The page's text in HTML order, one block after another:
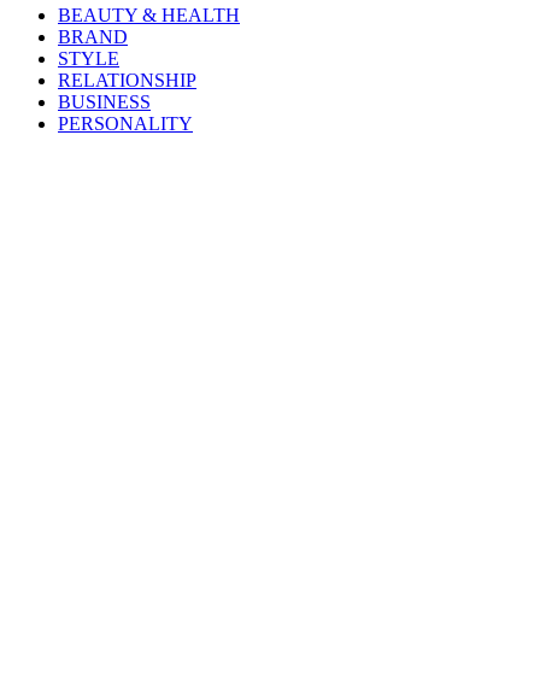
BEAUTY & HEALTH
BRAND
STYLE
RELATIONSHIP
BUSINESS
PERSONALITY